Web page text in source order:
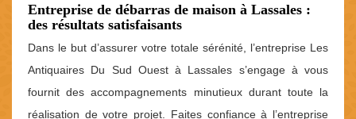
Entreprise de débarras de maison à Lassales :
des résultats satisfaisants
Dans le but d’assurer votre totale sérénité, l’entreprise Les
Antiquaires Du Sud Ouest à Lassales s’engage à vous
fournit des accompagnements minutieux durant toute la
réalisation de votre projet. Faites confiance à l’entreprise